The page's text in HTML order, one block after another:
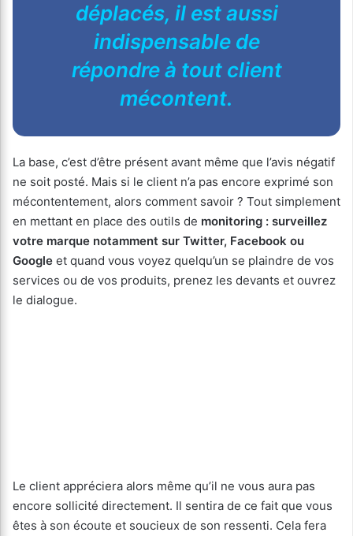
déplacés, il est aussi
indispensable de
répondre à tout client
mécontent.
La base, c’est d’être présent avant même que l’avis négatif
ne soit posté. Mais si le client n’a pas encore exprimé son
mécontentement, alors comment savoir ? Tout simplement
en mettant en place des outils de monitoring : surveillez
votre marque notamment sur Twitter, Facebook ou
Google et quand vous voyez quelqu’un se plaindre de vos
services ou de vos produits, prenez les devants et ouvrez
le dialogue.
Le client appréciera alors même qu’il ne vous aura pas
encore sollicité directement. Il sentira de ce fait que vous
êtes à son écoute et soucieux de son ressenti. Cela fera